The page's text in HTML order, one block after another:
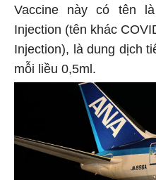
Vaccine này có tên là
Injection (tên khác
Injection), là dung dịch
mỗi liều 0,5ml.